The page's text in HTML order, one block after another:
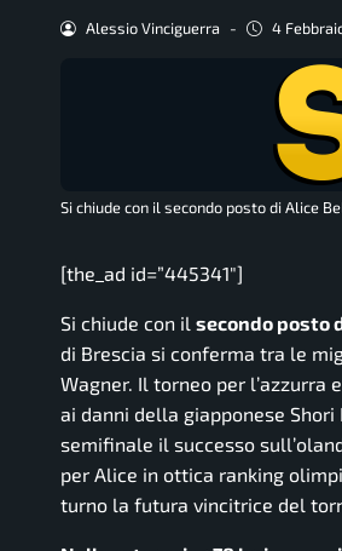
Alessio Vinciguerra - 4
Si chiude con il secondo posto di Alice
[the_ad id=”445341″]
Si chiude con il secondo posto
di Brescia si conferma tra le
Wagner. Il torneo per l’azzurra
ai danni della giapponese
semifinale il successo
per Alice in ottica ranking
turno la futura vincitrice del